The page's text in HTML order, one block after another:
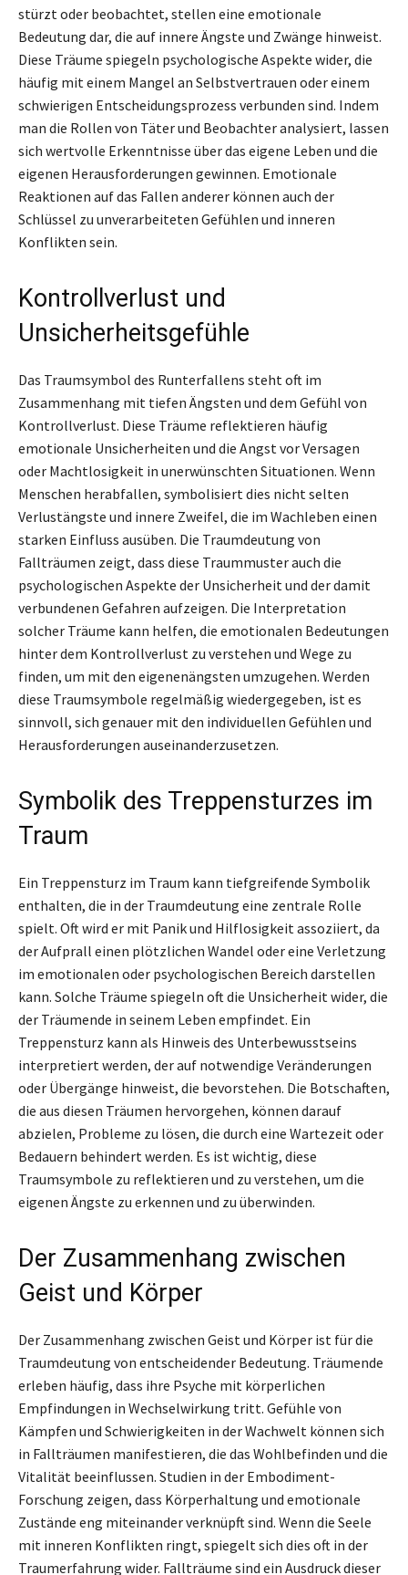
stürzt oder beobachtet, stellen eine emotionale
Bedeutung dar, die auf innere Ängste und Zwänge hinweist.
Diese Träume spiegeln psychologische Aspekte wider, die
häufig mit einem Mangel an Selbstvertrauen oder einem
schwierigen Entscheidungsprozess verbunden sind. Indem
man die Rollen von Täter und Beobachter analysiert, lassen
sich wertvolle Erkenntnisse über das eigene Leben und die
eigenen Herausforderungen gewinnen. Emotionale
Reaktionen auf das Fallen anderer können auch der
Schlüssel zu unverarbeiteten Gefühlen und inneren
Konflikten sein.
Kontrollverlust und
Unsicherheitsgefühle
Das Traumsymbol des Runterfallens steht oft im
Zusammenhang mit tiefen Ängsten und dem Gefühl von
Kontrollverlust. Diese Träume reflektieren häufig
emotionale Unsicherheiten und die Angst vor Versagen
oder Machtlosigkeit in unerwünschten Situationen. Wenn
Menschen herabfallen, symbolisiert dies nicht selten
Verlustängste und innere Zweifel, die im Wachleben einen
starken Einfluss ausüben. Die Traumdeutung von
Fallträumen zeigt, dass diese Traummuster auch die
psychologischen Aspekte der Unsicherheit und der damit
verbundenen Gefahren aufzeigen. Die Interpretation
solcher Träume kann helfen, die emotionalen Bedeutungen
hinter dem Kontrollverlust zu verstehen und Wege zu
finden, um mit den eigenenängsten umzugehen. Werden
diese Traumsymbole regelmäßig wiedergegeben, ist es
sinnvoll, sich genauer mit den individuellen Gefühlen und
Herausforderungen auseinanderzusetzen.
Symbolik des Treppensturzes im
Traum
Ein Treppensturz im Traum kann tiefgreifende Symbolik
enthalten, die in der Traumdeutung eine zentrale Rolle
spielt. Oft wird er mit Panik und Hilflosigkeit assoziiert, da
der Aufprall einen plötzlichen Wandel oder eine Verletzung
im emotionalen oder psychologischen Bereich darstellen
kann. Solche Träume spiegeln oft die Unsicherheit wider, die
der Träumende in seinem Leben empfindet. Ein
Treppensturz kann als Hinweis des Unterbewusstseins
interpretiert werden, der auf notwendige Veränderungen
oder Übergänge hinweist, die bevorstehen. Die Botschaften,
die aus diesen Träumen hervorgehen, können darauf
abzielen, Probleme zu lösen, die durch eine Wartezeit oder
Bedauern behindert werden. Es ist wichtig, diese
Traumsymbole zu reflektieren und zu verstehen, um die
eigenen Ängste zu erkennen und zu überwinden.
Der Zusammenhang zwischen
Geist und Körper
Der Zusammenhang zwischen Geist und Körper ist für die
Traumdeutung von entscheidender Bedeutung. Träumende
erleben häufig, dass ihre Psyche mit körperlichen
Empfindungen in Wechselwirkung tritt. Gefühle von
Kämpfen und Schwierigkeiten in der Wachwelt können sich
in Fallträumen manifestieren, die das Wohlbefinden und die
Vitalität beeinflussen. Studien in der Embodiment-
Forschung zeigen, dass Körperhaltung und emotionale
Zustände eng miteinander verknüpft sind. Wenn die Seele
mit inneren Konflikten ringt, spiegelt sich dies oft in der
Traumerfahrung wider. Fallträume sind ein Ausdruck dieser